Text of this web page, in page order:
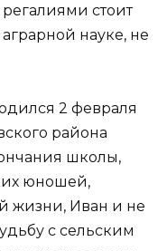
стоит
науке, не
2 февраля
района
школы,
юношей,
жизни, Иван и не
с сельским